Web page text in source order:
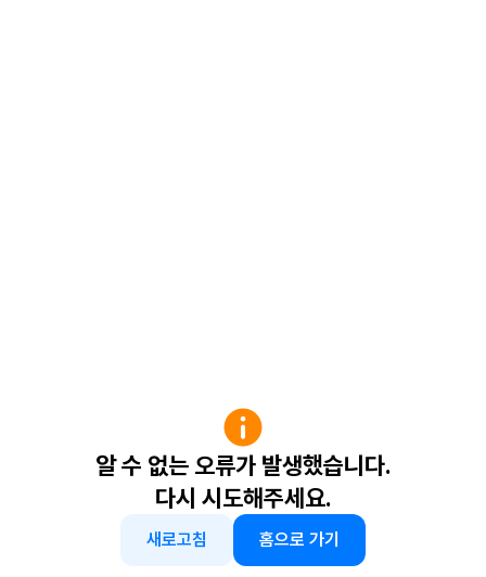
알 수 없는 오류가 발생했습니다.
다시 시도해주세요.
새로고침 홈으로 가기